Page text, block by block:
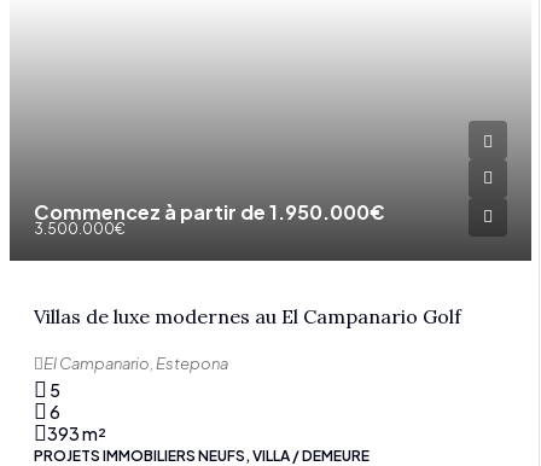
Commencez à partir de1.950.000€
3.500.000€
Villas de luxe modernes au El Campanario Golf
El Campanario, Estepona
5
6
393m²
PROJETS IMMOBILIERS NEUFS, VILLA / DEMEURE